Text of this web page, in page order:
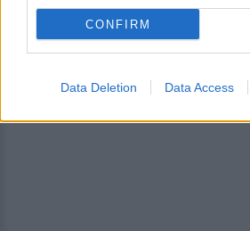
CONFIRM
Data Deletion Data Access
ΔΙΑΦΗΜΙΣΗ